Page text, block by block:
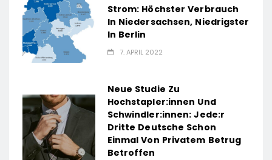
Strom: Höchster Verbrauch
In Niedersachsen, Niedrigster
In Berlin
7. APRIL 2022
Neue Studie Zu
Hochstapler:innen Und
Schwindler:innen: Jede:r
Dritte Deutsche Schon
Einmal Von Privatem Betrug
Betroffen